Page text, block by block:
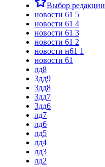
Выбор редакции
новости 61 5
новости 61 4
новости 61 3
новости 61 2
новости н61 1
новости 61
лд8
3дд9
3дд8
3дд7
3дд6
лд7
лд6
лд5
лд4
лд3
лд2